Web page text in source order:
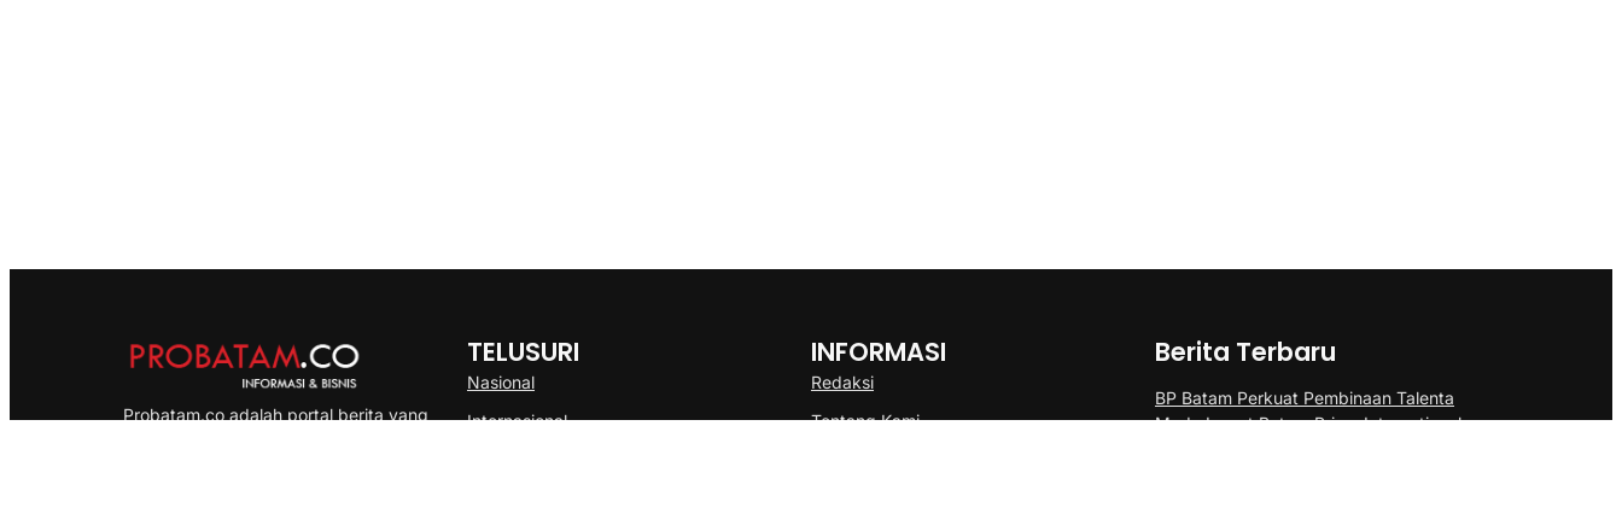
Probatam.co adalah portal berita yang
TELUSURI
Nasional
Internasional
INFORMASI
Redaksi
Tentang Kami
Berita Terbaru
BP Batam Perkuat Pembinaan Talenta
Muda Lewat Batam Prime International